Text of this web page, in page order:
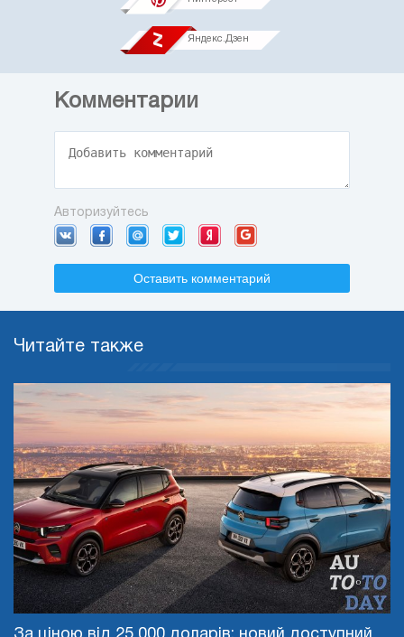
Яндекс.Дзен
Комментарии
Авторизуйтесь
Оставить комментарий
Читайте также